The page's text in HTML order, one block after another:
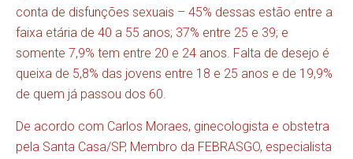
conta de disfunções sexuais – 45% dessas estão entre a
faixa etária de 40 a 55 anos; 37% entre 25 e 39; e
somente 7,9% tem entre 20 e 24 anos. Falta de desejo é
queixa de 5,8% das jovens entre 18 e 25 anos e de 19,9%
de quem já passou dos 60.
De acordo com Carlos Moraes, ginecologista e obstetra
pela Santa Casa/SP, Membro da FEBRASGO, especialista